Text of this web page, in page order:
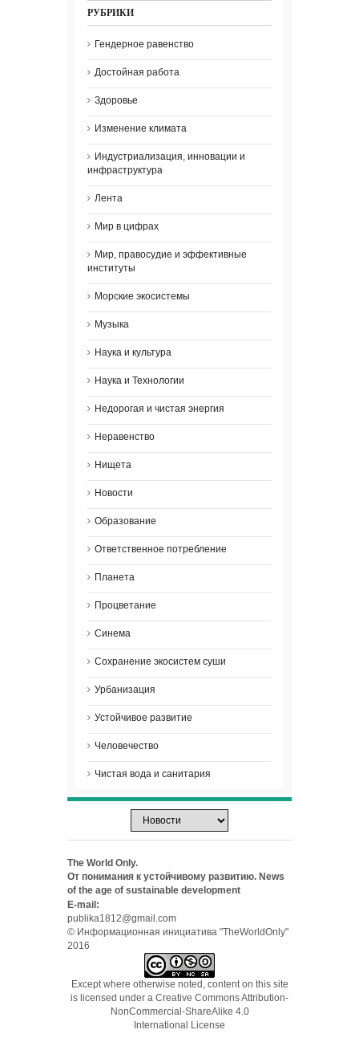
РУБРИКИ
Гендерное равенство
Достойная работа
Здоровье
Изменение климата
Индустриализация, инновации и
инфраструктура
Лента
Мир в цифрах
Мир, правосудие и эффективные
институты
Морские экосистемы
Музыка
Наука и культура
Наука и Технологии
Недорогая и чистая энергия
Неравенство
Нищета
Новости
Образование
Ответственное потребление
Планета
Процветание
Синема
Сохранение экосистем суши
Урбанизация
Устойчивое развитие
Человечество
Чистая вода и санитария
The World Only.
От понимания к устойчивому развитию. News
of the age of sustainable development
E-mail:
publika1812@gmail.com
© Информационная инициатива "TheWorldOnly"
2016
Except where otherwise noted, content on this site
is licensed under a Creative Commons Attribution-
NonCommercial-ShareAlike 4.0
International License